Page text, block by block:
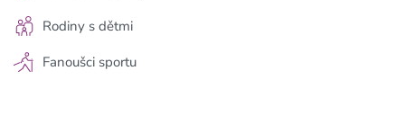
Rodiny s dětmi
Fanoušci sportu